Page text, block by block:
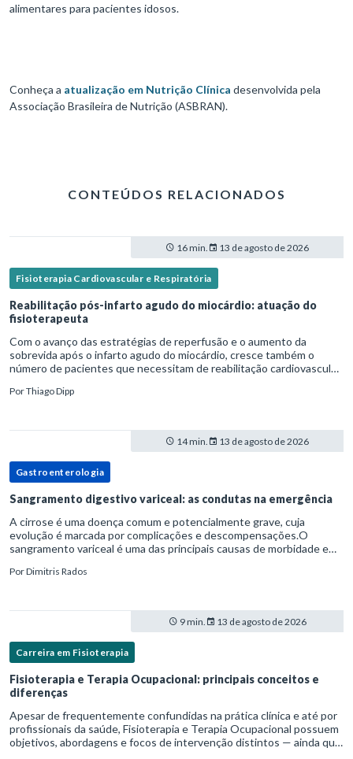
alimentares para pacientes idosos.
Conheça a atualização em Nutrição Clínica desenvolvida pela
Associação Brasileira de Nutrição (ASBRAN).
CONTEÚDOS RELACIONADOS
16 min. 13 de agosto de 2026
Fisioterapia Cardiovascular e Respiratória
Reabilitação pós-infarto agudo do miocárdio: atuação do
fisioterapeuta
Com o avanço das estratégias de reperfusão e o aumento da
sobrevida após o infarto agudo do miocárdio, cresce também o
número de pacientes que necessitam de reabilitação cardiovascular
PorThiago Dipp
14 min. 13 de agosto de 2026
Gastroenterologia
Sangramento digestivo variceal: as condutas na emergência
A cirrose é uma doença comum e potencialmente grave, cuja
evolução é marcada por complicações e descompensações.O
sangramento variceal é uma das principais causas de morbidade e
hipertensão port
PorDimitris Rados
9 min. 13 de agosto de 2026
Carreira em Fisioterapia
Fisioterapia e Terapia Ocupacional: principais conceitos e
diferenças
Apesar de frequentemente confundidas na prática clínica e até por
profissionais da saúde, Fisioterapia e Terapia Ocupacional possuem
objetivos, abordagens e focos de intervenção distintos — ainda que